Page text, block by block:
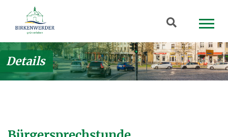
Zum Hauptinhalt springen
Suchbegriff
Details